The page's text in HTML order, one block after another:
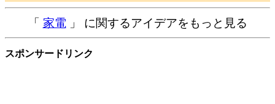
「 家電」 に関するアイデアをもっと見る
スポンサードリンク